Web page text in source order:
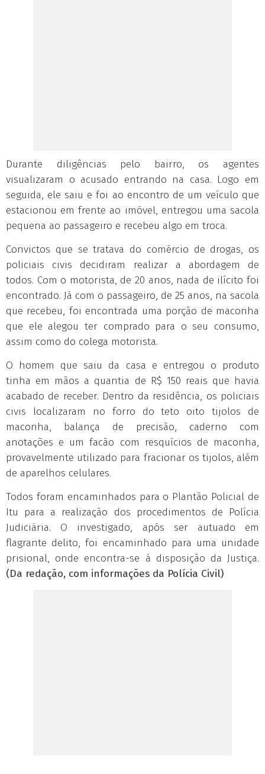
Durante diligências pelo bairro, os agentes
visualizaram o acusado entrando na casa. Logo em
seguida, ele saiu e foi ao encontro de um veículo que
estacionou em frente ao imóvel, entregou uma sacola
pequena ao passageiro e recebeu algo em troca.
Convictos que se tratava do comércio de drogas, os
policiais civis decidiram realizar a abordagem de
todos. Com o motorista, de 20 anos, nada de ilícito foi
encontrado. Já com o passageiro, de 25 anos, na sacola
que recebeu, foi encontrada uma porção de maconha
que ele alegou ter comprado para o seu consumo,
assim como do colega motorista.
O homem que saiu da casa e entregou o produto
tinha em mãos a quantia de R$ 150 reais que havia
acabado de receber. Dentro da residência, os policiais
civis localizaram no forro do teto oito tijolos de
maconha, balança de precisão, caderno com
anotações e um facão com resquícios de maconha,
provavelmente utilizado para fracionar os tijolos, além
de aparelhos celulares.
Todos foram encaminhados para o Plantão Policial de
Itu para a realização dos procedimentos de Polícia
Judiciária. O investigado, após ser autuado em
flagrante delito, foi encaminhado para uma unidade
prisional, onde encontra-se à disposição da Justiça.
(Da redação, com informações da Polícia Civil)